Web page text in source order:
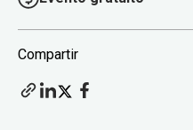
Compartir